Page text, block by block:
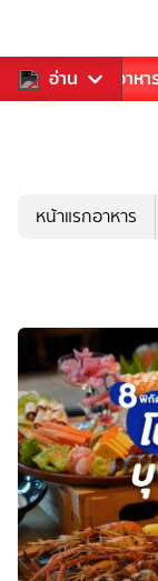
อ่าน
การเพลง อาหา
หน้าแรกอาหาร